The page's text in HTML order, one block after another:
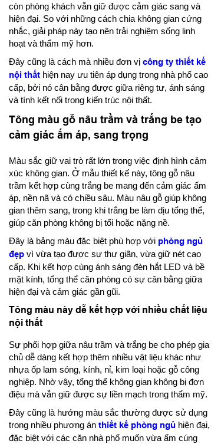
còn phòng khách vẫn giữ được cảm giác sang và
hiện đại. So với những cách chia không gian cứng
nhắc, giải pháp này tạo nên trải nghiệm sống linh
hoạt và thẩm mỹ hơn.
Đây cũng là cách mà nhiều đơn vị công ty thiết kế
nội thất hiện nay ưu tiên áp dụng trong nhà phố cao
cấp, bởi nó cân bằng được giữa riêng tư, ánh sáng
và tính kết nối trong kiến trúc nội thất.
Tông màu gỗ nâu trầm và trắng be tạo
cảm giác ấm áp, sang trọng
Màu sắc giữ vai trò rất lớn trong việc định hình cảm
xúc không gian. Ở mẫu thiết kế này, tông gỗ nâu
trầm kết hợp cùng trắng be mang đến cảm giác ấm
áp, nền nã và có chiều sâu. Màu nâu gỗ giúp không
gian thêm sang, trong khi trắng be làm dịu tổng thể,
giúp căn phòng không bị tối hoặc nặng nề.
Đây là bảng màu đặc biệt phù hợp với phòng ngủ
đẹp vì vừa tạo được sự thư giãn, vừa giữ nét cao
cấp. Khi kết hợp cùng ánh sáng đèn hắt LED và bề
mặt kính, tổng thể căn phòng có sự cân bằng giữa
hiện đại và cảm giác gần gũi.
Tông màu này dễ kết hợp với nhiều chất liệu
nội thất
Sự phối hợp giữa nâu trầm và trắng be cho phép gia
chủ dễ dàng kết hợp thêm nhiều vật liệu khác như
nhựa ốp lam sóng, kính, nỉ, kim loại hoặc gỗ công
nghiệp. Nhờ vậy, tổng thể không gian không bị đơn
điệu mà vẫn giữ được sự liền mạch trong thẩm mỹ.
Đây cũng là hướng màu sắc thường được sử dụng
trong nhiều phương án thiết kế phòng ngủ hiện đại,
đặc biệt với các căn nhà phố muốn vừa ấm cúng